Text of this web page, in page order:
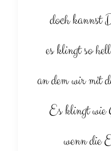
doch kannst
es klingt so
an dem wir mit
Es klingt wie
wenn die